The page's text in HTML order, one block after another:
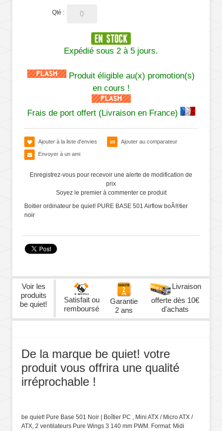
Qté :
Expédié sous 2 à 5 jours.
Produit éligible au(x) promotion(s)
en cours !
Frais de port offert (Livraison en France)
Ajouter à la liste d'envies Ajouter au comparateur
Envoyer à un ami
Enregistrez-vous pour recevoir une alerte de modification de
prix
Soyez le premier à commenter ce produit
Boitier ordinateur be quiet! PURE BASE 501 Airflow boÃ®tier
noir
Voir les
produits
be quiet!
Satisfait ou
remboursé
Garantie
2 ans
Livraison
offerte dès 10€
d'achats
De la marque be quiet! votre
produit vous offrira une qualité
irréprochable !
be quiet! Pure Base 501 Noir | Boîtier PC , Mini ATX / Micro ATX /
ATX, 2 ventilateurs Pure Wings 3 140 mm PWM. Format: Midi